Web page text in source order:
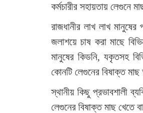
কর্মচারীর সহায়তায় লেগুনে
রাজধানীর লাখ লাখ
জলাশয়ে চাষ করা মাছে
মানুষের কিডনি, যকৃতসহ
কোনটি লেগুনের বিষাক্ত
স্থানীয় কিছু প্রভাবশালী
লেগুনের বিষাক্ত মাছ খেতে